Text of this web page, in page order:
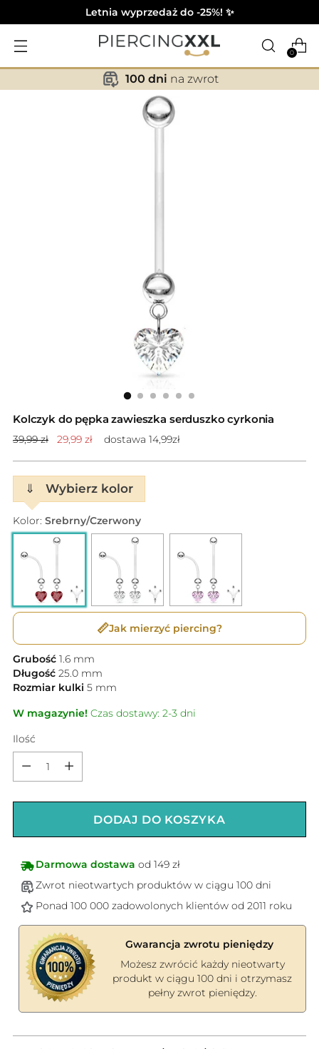
Letnia wyprzedaż do -25%! ✨
0
✕
100 dni na zwrot
Kolczyk do pępka zawieszka serduszko cyrkonia
Cena
39,99 zł 29,99 zł dostawa 14,99zł
⇓ Wybierz kolor
Kolor: Srebrny/Czerwony
📏Jak mierzyć piercing?
Grubość 1.6 mm
Długość 25.0 mm
Rozmiar kulki 5 mm
W magazynie! Czas dostawy: 2-3 dni
Ilość
DODAJ DO KOSZYKA
Darmowa dostawa od 149 zł
Zwrot nieotwartych produktów w ciągu 100 dni
Ponad 100 000 zadowolonych klientów od 2011 roku
Gwarancja zwrotu pieniędzy
Możesz zwrócić każdy nieotwarty
produkt w ciągu 100 dni i otrzymasz
pełny zwrot pieniędzy.